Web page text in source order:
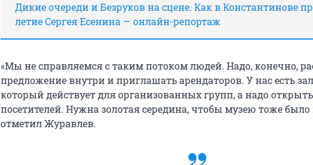
Дикие очереди и Безруков на сцене. Как в Константинове
летие Сергея Есенина — онлайн-репортаж
«Мы не справляемся с таким потоком людей. Надо, конечно,
предложение внутри и приглашать арендаторов. У нас есть
который действует для организованных групп, а надо
посетителей. Нужна золотая середина, чтобы музею тоже было
отметил Журавлев.